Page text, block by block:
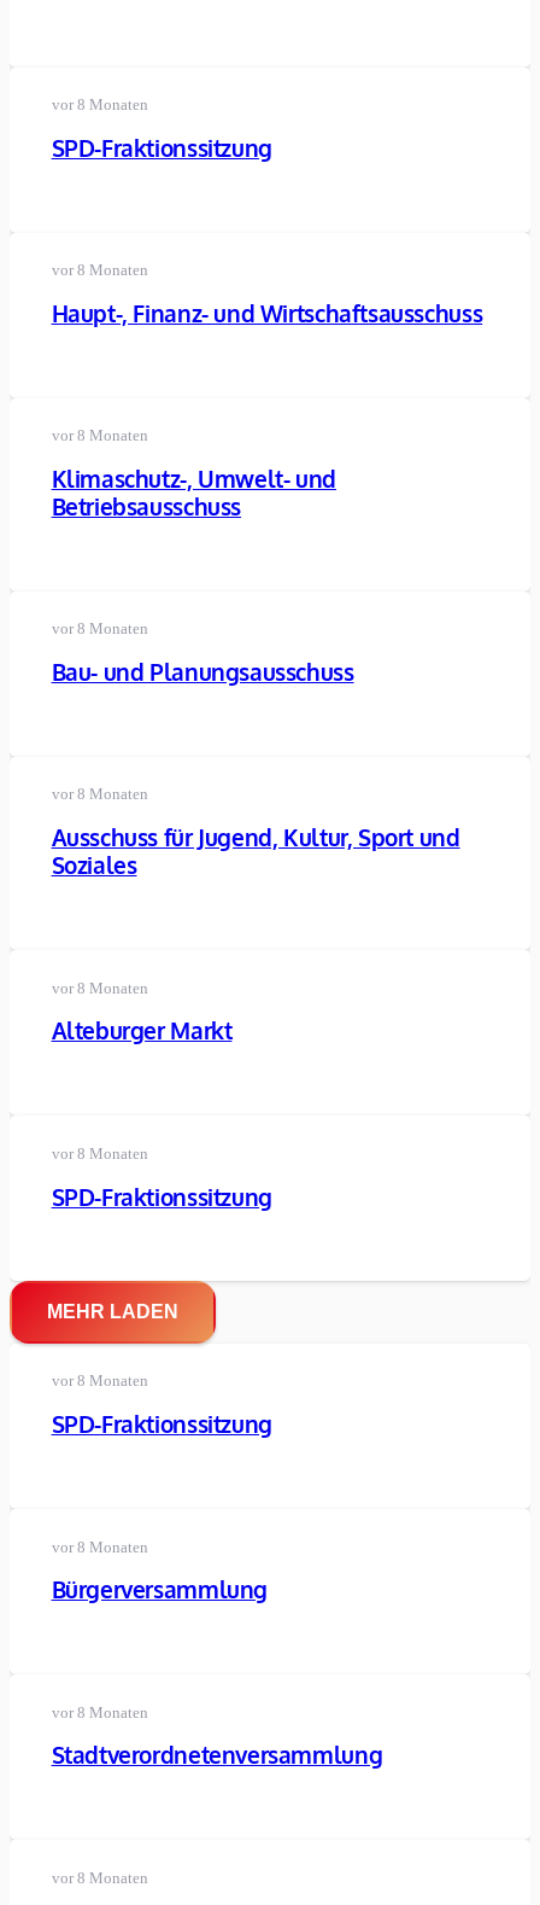
vor 8 Monaten
SPD-Fraktionssitzung
vor 8 Monaten
Haupt-, Finanz- und Wirtschaftsausschuss
vor 8 Monaten
Klimaschutz-, Umwelt- und
Betriebsausschuss
vor 8 Monaten
Bau- und Planungsausschuss
vor 8 Monaten
Ausschuss für Jugend, Kultur, Sport und
Soziales
vor 8 Monaten
Alteburger Markt
vor 8 Monaten
SPD-Fraktionssitzung
MEHR LADEN
vor 8 Monaten
SPD-Fraktionssitzung
vor 8 Monaten
Bürgerversammlung
vor 8 Monaten
Stadtverordnetenversammlung
vor 8 Monaten